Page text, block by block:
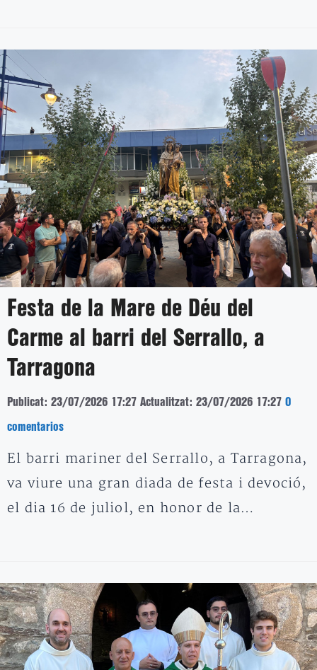
Festa de la Mare de Déu del
Carme al barri del Serrallo, a
Tarragona
Publicat: 23/07/2026 17:27 Actualitzat: 23/07/2026 17:27 0
comentarios
El barri mariner del Serrallo, a Tarragona,
va viure una gran diada de festa i devoció,
el dia 16 de juliol, en honor de la…